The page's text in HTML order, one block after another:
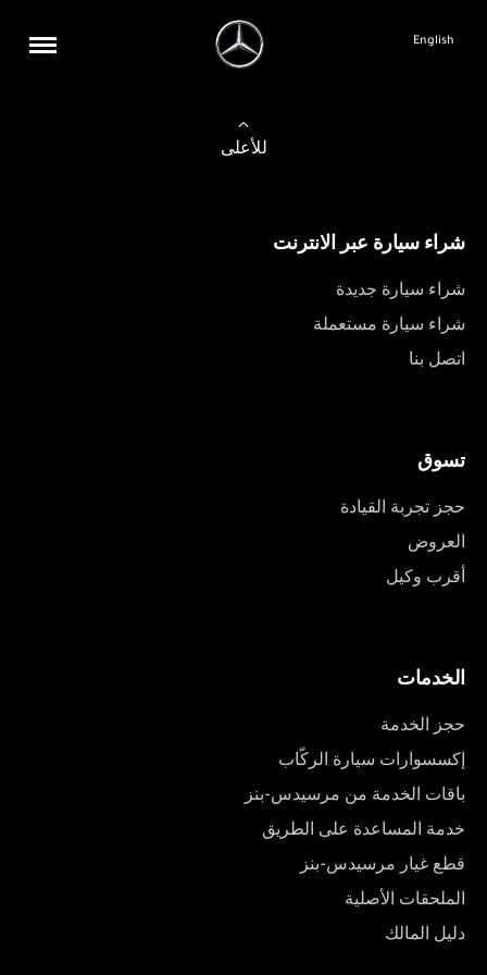
English
للأعلى
شراء سيارة عبر الانترنت
شراء سيارة جديدة
شراء سيارة مستعملة
اتصل بنا
تسوق
حجز تجربة القيادة
العروض
أقرب وكيل
الخدمات
حجز الخدمة
إكسسوارات سيارة الركّاب
باقات الخدمة من مرسيدس-بنز
خدمة المساعدة على الطريق
قطع غيار مرسيدس-بنز
الملحقات الأصلية
دليل المالك